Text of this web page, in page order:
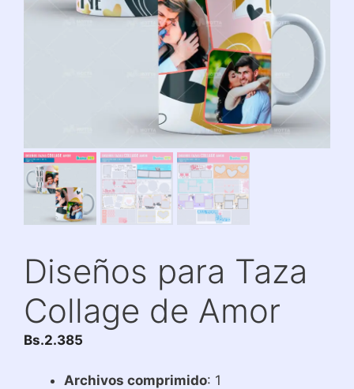
Diseños para Taza
Collage de Amor
Bs.2.385
Archivos comprimido: 1